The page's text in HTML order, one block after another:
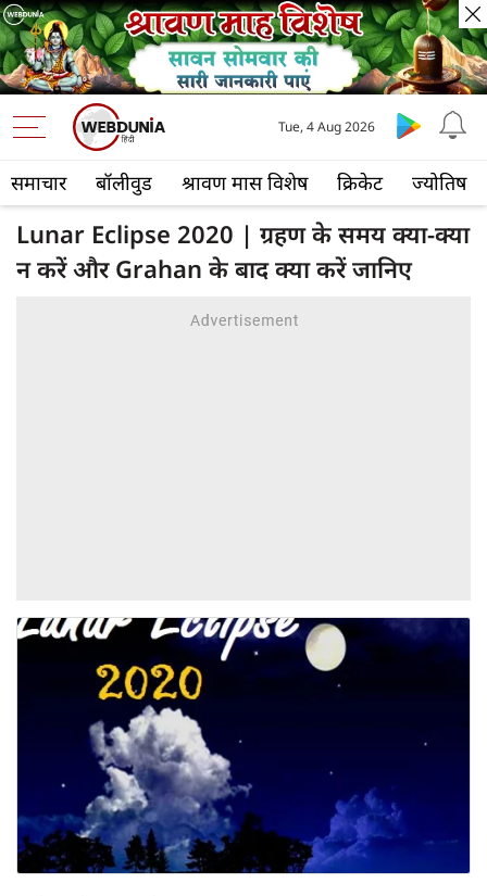
समाचार बॉलीवुड श्रावण मास विशेष क्रिकेट ज्योतिष
Tue, 4 Aug 2026
Lunar Eclipse 2020 | ग्रहण के समय क्या-क्या
न करें और Grahan के बाद क्या करें जानिए